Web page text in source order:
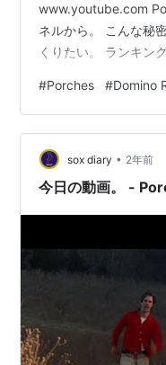
www.youtube.com
ネルから。 こんな秘
くりたい。 ランキン
#Porches #Domino
sox diary • 2年前
今日の動画。 -